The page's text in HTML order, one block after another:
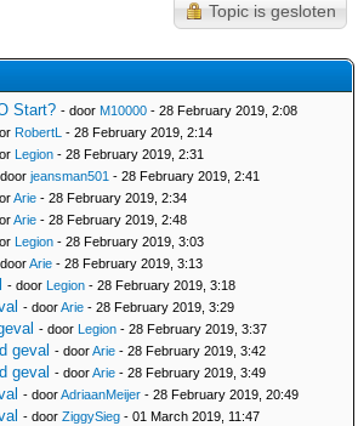
Topic is gesloten
Start? - door M10000 - 28 February 2019, 2:08
RobertL - 28 February 2019, 2:14
Legion - 28 February 2019, 2:31
jeansman501 - 28 February 2019, 2:41
Arie - 28 February 2019, 2:34
Arie - 28 February 2019, 2:48
Legion - 28 February 2019, 3:03
Arie - 28 February 2019, 3:13
- door Legion - 28 February 2019, 3:18
- doorArie - 28 February 2019, 3:29
- door Legion - 28 February 2019, 3:37
geval - doorArie - 28 February 2019, 3:42
geval - doorArie - 28 February 2019, 3:49
- doorAdriaanMeijer - 28 February 2019, 20:49
- door ZiggySieg - 01 March 2019, 11:47